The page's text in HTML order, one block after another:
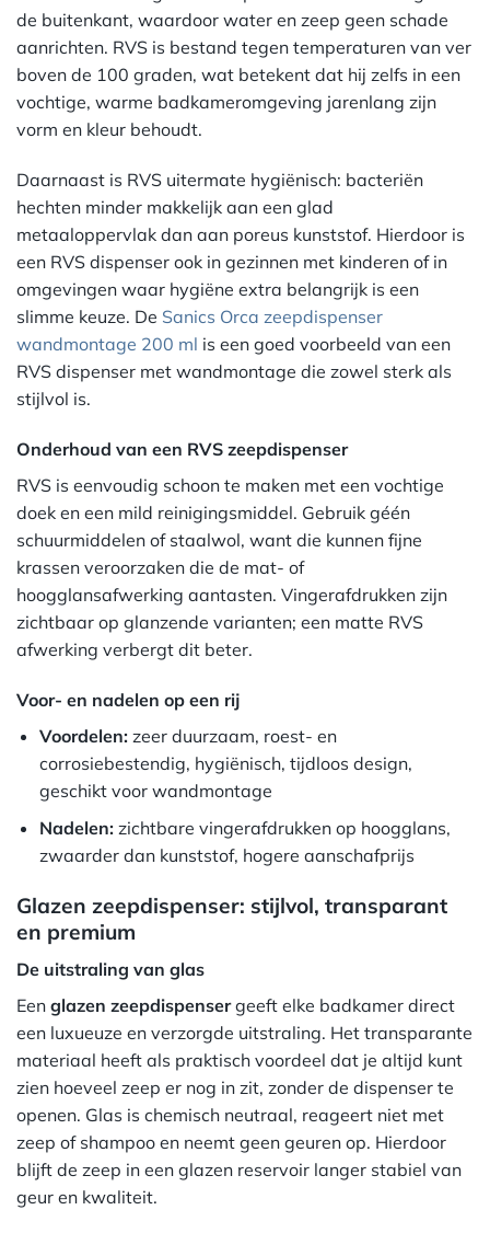
de buitenkant, waardoor water en zeep geen schade
aanrichten. RVS is bestand tegen temperaturen van ver
boven de 100 graden, wat betekent dat hij zelfs in een
vochtige, warme badkameromgeving jarenlang zijn
vorm en kleur behoudt.
Daarnaast is RVS uitermate hygiënisch: bacteriën
hechten minder makkelijk aan een glad
metaaloppervlak dan aan poreus kunststof. Hierdoor is
een RVS dispenser ook in gezinnen met kinderen of in
omgevingen waar hygiëne extra belangrijk is een
slimme keuze. De Sanics Orca zeepdispenser
wandmontage 200 ml is een goed voorbeeld van een
RVS dispenser met wandmontage die zowel sterk als
stijlvol is.
Onderhoud van een RVS zeepdispenser
RVS is eenvoudig schoon te maken met een vochtige
doek en een mild reinigingsmiddel. Gebruik géén
schuurmiddelen of staalwol, want die kunnen fijne
krassen veroorzaken die de mat- of
hoogglansafwerking aantasten. Vingerafdrukken zijn
zichtbaar op glanzende varianten; een matte RVS
afwerking verbergt dit beter.
Voor- en nadelen op een rij
Voordelen:zeer duurzaam, roest- en
corrosiebestendig, hygiënisch, tijdloos design,
geschikt voor wandmontage
Nadelen:zichtbare vingerafdrukken op hoogglans,
zwaarder dan kunststof, hogere aanschafprijs
Glazen zeepdispenser: stijlvol, transparant
en premium
De uitstraling van glas
Een glazen zeepdispensergeeft elke badkamer direct
een luxueuze en verzorgde uitstraling. Het transparante
materiaal heeft als praktisch voordeel dat je altijd kunt
zien hoeveel zeep er nog in zit, zonder de dispenser te
openen. Glas is chemisch neutraal, reageert niet met
zeep of shampoo en neemt geen geuren op. Hierdoor
blijft de zeep in een glazen reservoir langer stabiel van
geur en kwaliteit.